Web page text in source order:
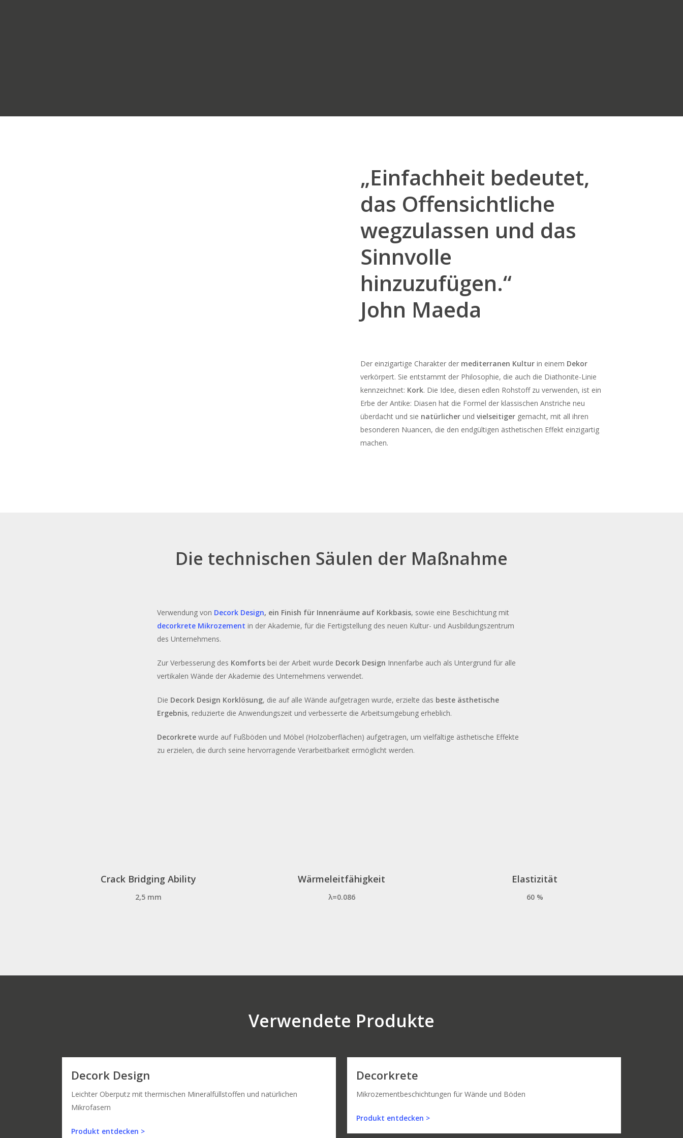
„Einfachheit bedeutet,
das Offensichtliche
wegzulassen und das
Sinnvolle
hinzuzufügen.“
John Maeda
Der einzigartige Charakter der mediterranen Kulturin einem Dekor
verkörpert. Sie entstammt der Philosophie, die auch die Diathonite-Linie
kennzeichnet: Kork. Die Idee, diesen edlen Rohstoff zu verwenden, ist ein
Erbe der Antike: Diasen hat die Formel der klassischen Anstriche neu
überdacht und sie natürlicherund vielseitigergemacht, mit all ihren
besonderen Nuancen, die den endgültigen ästhetischen Effekt einzigartig
machen.
Die technischen Säulen der Maßnahme
Verwendung von Decork Design, ein Finish für Innenräume auf Korkbasis, sowie eine Beschichtung mit
decorkrete Mikrozement in der Akademie, für die Fertigstellung des neuen Kultur- und Ausbildungszentrum
des Unternehmens.
Zur Verbesserung des Komforts bei der Arbeit wurde Decork Design Innenfarbe auch als Untergrund für alle
vertikalen Wände der Akademie des Unternehmens verwendet.
Die Decork Design Korklösung, die auf alle Wände aufgetragen wurde, erzielte das beste ästhetische
Ergebnis, reduzierte die Anwendungszeit und verbesserte die Arbeitsumgebung erheblich.
Decorkrete wurde auf Fußböden und Möbel (Holzoberflächen) aufgetragen, um vielfältige ästhetische Effekte
zu erzielen, die durch seine hervorragende Verarbeitbarkeit ermöglicht werden.
Crack Bridging Ability
2,5 mm
Wärmeleitfähigkeit
λ=0.086
Elastizität
60 %
Verwendete Produkte
Decork Design
Leichter Oberputz mit thermischen Mineralfüllstoffen und natürlichen
Mikrofasern
Produkt entdecken >
Decorkrete
Mikrozementbeschichtungen für Wände und Böden
Produkt entdecken >